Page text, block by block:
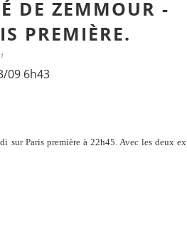
DE ZEMMOUR -
PREMIÈRE.
09 6h43
sur Paris première à 22h45. Avec les deux ex